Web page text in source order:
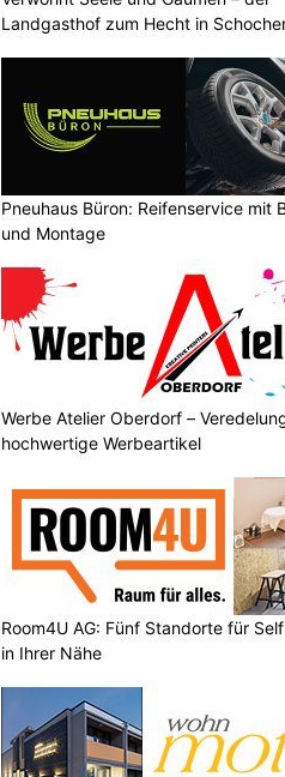
Landgasthof zum Hecht in
Pneuhaus Büron: Reifenservice mit
und Montage
Werbe Atelier Oberdorf –
hochwertige Werbeartikel
Room4U AG: Fünf Standorte für
in Ihrer Nähe